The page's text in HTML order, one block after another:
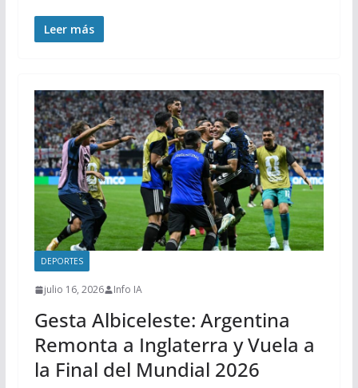
Leer más
DEPORTES
julio 16, 2026 Info IA
Gesta Albiceleste: Argentina
Remonta a Inglaterra y Vuela a
la Final del Mundial 2026